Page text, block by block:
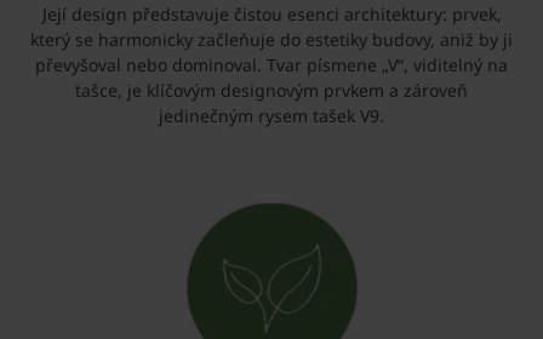
Její design představuje čistou esenci architektury: prvek,
který se harmonicky začleňuje do estetiky budovy, aniž by ji
převyšoval nebo dominoval. Tvar písmene „V“, viditelný na
tašce, je klíčovým designovým prvkem a zároveň
jedinečným rysem tašek V9.